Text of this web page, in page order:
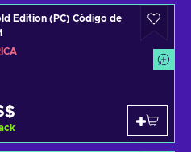
Edition (PC) Código de